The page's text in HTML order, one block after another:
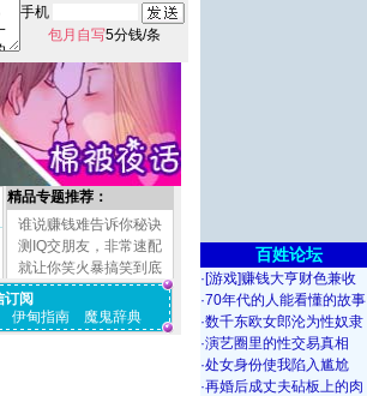
手机
包月自写5分钱/条
精品专题推荐：
谁说赚钱难告诉你秘诀
测IQ交朋友，非常速配
就让你笑火暴搞笑到底
订阅
伊甸指南 魔鬼辞典
百姓论坛
· [游戏]赚钱大亨财色兼收
·70年代的人能看懂的故事
·数千东欧女郎沦为性奴隶
·演艺圈里的性交易真相
·处女身份使我陷入尴尬
·再婚后成丈夫砧板上的肉